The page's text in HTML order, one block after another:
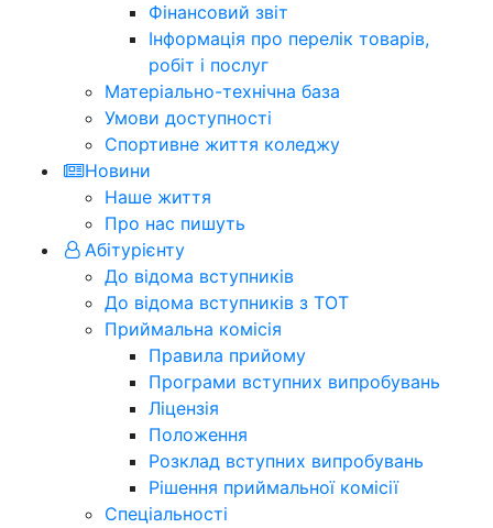
Фінансовий звіт
Інформація про перелік товарів,
робіт і послуг
Матеріально-технічна база
Умови доступності
Спортивне життя коледжу
Новини
Наше життя
Про нас пишуть
Абітурієнту
До відома вступників
До відома вступників з ТОТ
Приймальна комісія
Правила прийому
Програми вступних випробувань
Ліцензія
Положення
Розклад вступних випробувань
Рішення приймальної комісії
Спеціальності